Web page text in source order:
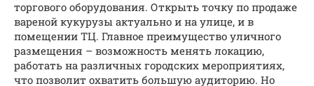
торгового оборудования. Открыть точку по продаже
вареной кукурузы актуально и на улице, и в
помещении ТЦ. Главное преимущество уличного
размещения – возможность менять локацию,
работать на различных городских мероприятиях,
что позволит охватить большую аудиторию. Но